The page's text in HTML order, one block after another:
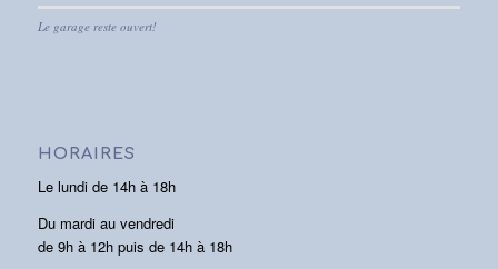
Le garage reste ouvert!
HORAIRES
Le lundi de 14h à 18h
Du mardi au vendredi
de 9h à 12h puis de 14h à 18h